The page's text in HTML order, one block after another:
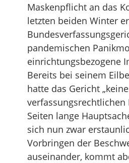
Maskenpflicht an das
letzten beiden Winter
pandemischen
einrichtungsbezogene
Bereits bei seinem
hatte das Gericht
verfassungsrechtlichen
Seiten lange
sich nun zwar
Vorbringen der
auseinander, kommt